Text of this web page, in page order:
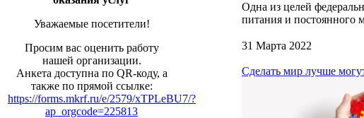
Уважаемые посетители!
Просим вас оценить работу
нашей организации.
Анкета доступна по QR-коду, а
также по прямой ссылке:
https://forms.mkrf.ru/e/2579/xTPLeBU7/?
ap_orgcode=225813
Одна из целей
питания и постоянного
31 Марта 2022
Сделать мир лучше